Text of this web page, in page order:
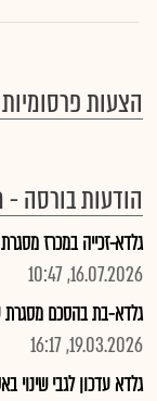
הצעות פרסומיות
הודעות בורסה -
גלדא-זכייה במכרז
16.07.2026, 10:47
גלדא-בת בהסכם מסגרת
19.03.2026, 16:17
גלדא עדכון לגבי שינוי